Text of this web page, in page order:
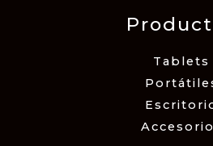
Tablets